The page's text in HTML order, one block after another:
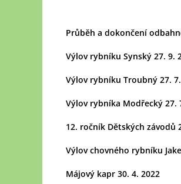
Průběh a dokončení
Výlov rybníku Synský 27. 9.
Výlov rybníku Troubný 27.
Výlov rybníka Modřecký 27.
12. ročník Dětských závodů
Výlov chovného rybníku
Májový kapr 30. 4. 2022